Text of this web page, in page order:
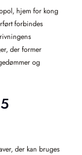
hjem for kong
forbindes
der former
og
der kan bruges